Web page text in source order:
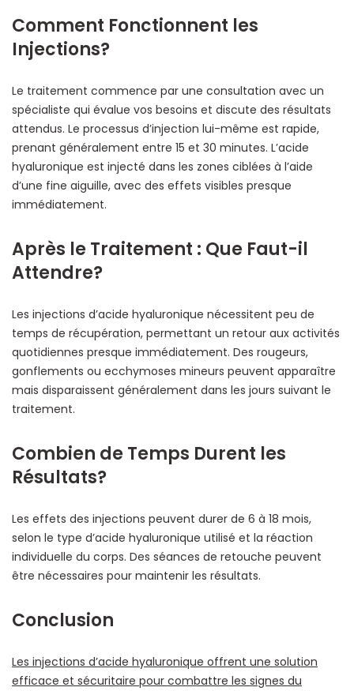
Comment Fonctionnent les
Injections?
Le traitement commence par une consultation avec un
spécialiste qui évalue vos besoins et discute des résultats
attendus. Le processus d’injection lui-même est rapide,
prenant généralement entre 15 et 30 minutes. L’acide
hyaluronique est injecté dans les zones ciblées à l’aide
d’une fine aiguille, avec des effets visibles presque
immédiatement.
Après le Traitement : Que Faut-il
Attendre?
Les injections d’acide hyaluronique nécessitent peu de
temps de récupération, permettant un retour aux activités
quotidiennes presque immédiatement. Des rougeurs,
gonflements ou ecchymoses mineurs peuvent apparaître
mais disparaissent généralement dans les jours suivant le
traitement.
Combien de Temps Durent les
Résultats?
Les effets des injections peuvent durer de 6 à 18 mois,
selon le type d’acide hyaluronique utilisé et la réaction
individuelle du corps. Des séances de retouche peuvent
être nécessaires pour maintenir les résultats.
Conclusion
Les injections d’acide hyaluronique offrent une solution
efficace et sécuritaire pour combattre les signes du